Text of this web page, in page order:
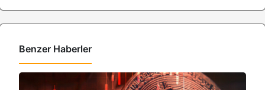
Benzer Haberler